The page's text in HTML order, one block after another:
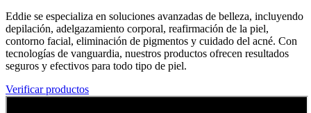
Eddie se especializa en soluciones avanzadas de belleza, incluyendo
depilación, adelgazamiento corporal, reafirmación de la piel,
contorno facial, eliminación de pigmentos y cuidado del acné. Con
tecnologías de vanguardia, nuestros productos ofrecen resultados
seguros y efectivos para todo tipo de piel.
Verificar productos